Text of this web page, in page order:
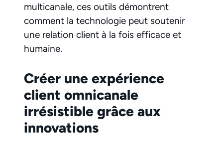
multicanale, ces outils démontrent
comment la technologie peut soutenir
une relation client à la fois efficace et
humaine.
Créer une expérience
client omnicanale
irrésistible grâce aux
innovations